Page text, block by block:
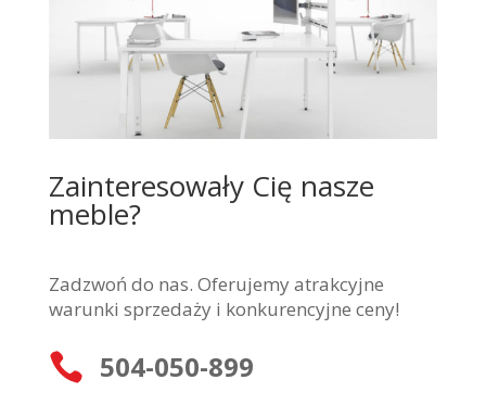
Zainteresowały Cię nasze
meble?
Zadzwoń do nas. Oferujemy atrakcyjne
warunki sprzedaży i konkurencyjne ceny!
 504-050-899